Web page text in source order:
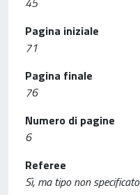
Pagina iniziale
71
Pagina finale
76
Numero di pagine
6
Referee
Sì, ma tipo non specificato